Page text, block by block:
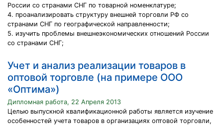
России со странами СНГ по товарной номенклатуре;
4. проанализировать структуру внешней торговли РФ со
странами СНГ по географической направленности;
5. изучить проблемы внешнеэкономических отношений России
со странами СНГ;
Учет и анализ реализации товаров в
оптовой торговле (на примере ООО
«Оптима»)
Дипломная работа, 22 Апреля 2013
Целью выпускной квалификационной работы является изучение
особенностей учета товаров в организациях оптовой торговли,